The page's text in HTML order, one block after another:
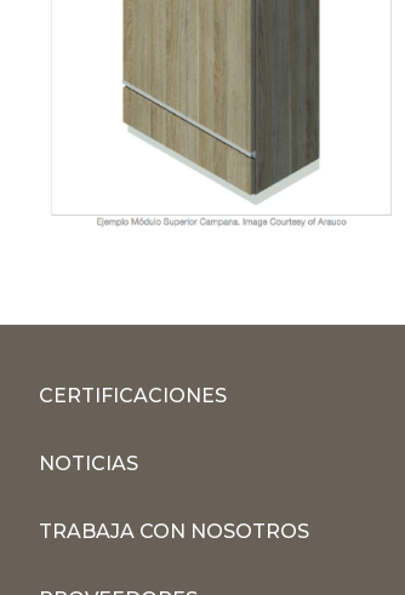
CERTIFICACIONES
NOTICIAS
TRABAJA CON NOSOTROS